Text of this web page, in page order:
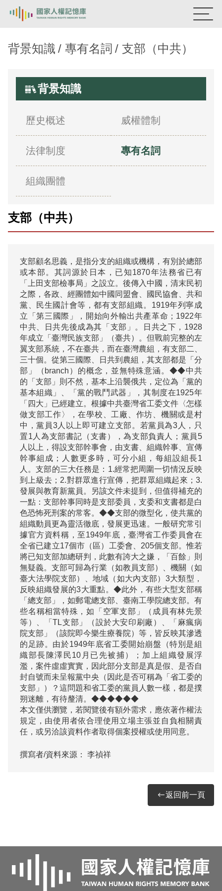
新生訓導處
蛋殼畫
關於我們
意見信箱
背景知識 專有名詞 支部（中共）
背景知識
歷史概述 威權體制
法律制度 專有名詞
組織團體
支部（中共）
支部顧名思義，是指分支的組織或機構，有別於總部
或本部。其詞源於日本，已知1870年法務省已有
「上田支部檢事局」之設立。後傳入中國，清末民初
之際，各政、經團體如中國同盟會、國民協會、共和
黨、民生國計會等，都有支部組織。1919年列寧成
立「第三國際」，開始向外輸出共產革命；1922年
中共、日共先後成為其「支部」。日共之下，1928
年成立「臺灣民族支部」（臺共）。但戰前完整的左
翼支部系統，不在臺共，而在臺灣農組，有支部二、
三十個。從第三國際、日共到農組，其支部都是「分
部」（branch）的概念，並無特殊意涵。◆◆中共
的「支部」則不然，基本上沿襲俄共，定位為「黨的
基本組織」、「黨的戰鬥武器」，其制度在1925年
「四大」已經建立。根據中共臺灣省工委文件〈怎樣
做支部工作〉，在學校、工廠、作坊、機關或是村
中，黨員3人以上即可建立支部。若黨員為3人，只
置1人為支部書記（支書），為支部負責人；黨員5
人以上，得設支部幹事會，由支書、組織幹事、宣傳
幹事組成；人數更多時，可分小組，每組設組長1
人。支部的三大任務是：1.經常把周圍一切情況反映
到上級去；2.對群眾進行宣傳，把群眾組織起來；3.
發展與教育新黨員。另該文件未提到，但值得補充的
一點：支部幹事同時是支部委員，支委和支書都是白
色恐怖死刑案的常客。◆◆支部的微型化，使共黨的
組織動員更為靈活徹底，發展更迅速。一般研究常引
據官方資料稱，至1949年底，臺灣省工作委員會在
全省已建立17個市（區）工委會、205個支部。惟若
將已知支部加總研判，此數有誇大之嫌，「百餘」則
無疑義。支部可歸為行業（如教員支部）、機關（如
臺大法學院支部）、地域（如大內支部）3大類型，
反映組織發展的3大重點。◆此外，有些大型支部稱
「總支部」，如郵電總支部、臺南工學院總支部。有
些名稱相當特殊，如「空軍支部」（成員有林先景
等）、「TL支部」（設於大安印刷廠）、「麻瘋病
院支部」（該院即今樂生療養院）等，皆反映其滲透
的足跡。由於1949年底省工委開始崩盤（特別是組
織部長陳澤民10月已先被捕）；加上組織發展浮
濫，案件虛虛實實，因此部分支部是真是假、是否自
封自號而未呈報黨中央（因此是否可稱為「省工委的
支部」）？這問題和省工委的黨員人數一樣，都是撲
朔迷離，有待釐清。◆◆◆◆◆◆
本文僅供瀏覽，若閱覽後有額外需求，應依著作權法
規定，由使用者依合理使用立場主張並自負相關責
任，或另洽該資料作者取得個案授權或使用同意。
撰寫者/資料來源： 李禎祥
返回前一頁